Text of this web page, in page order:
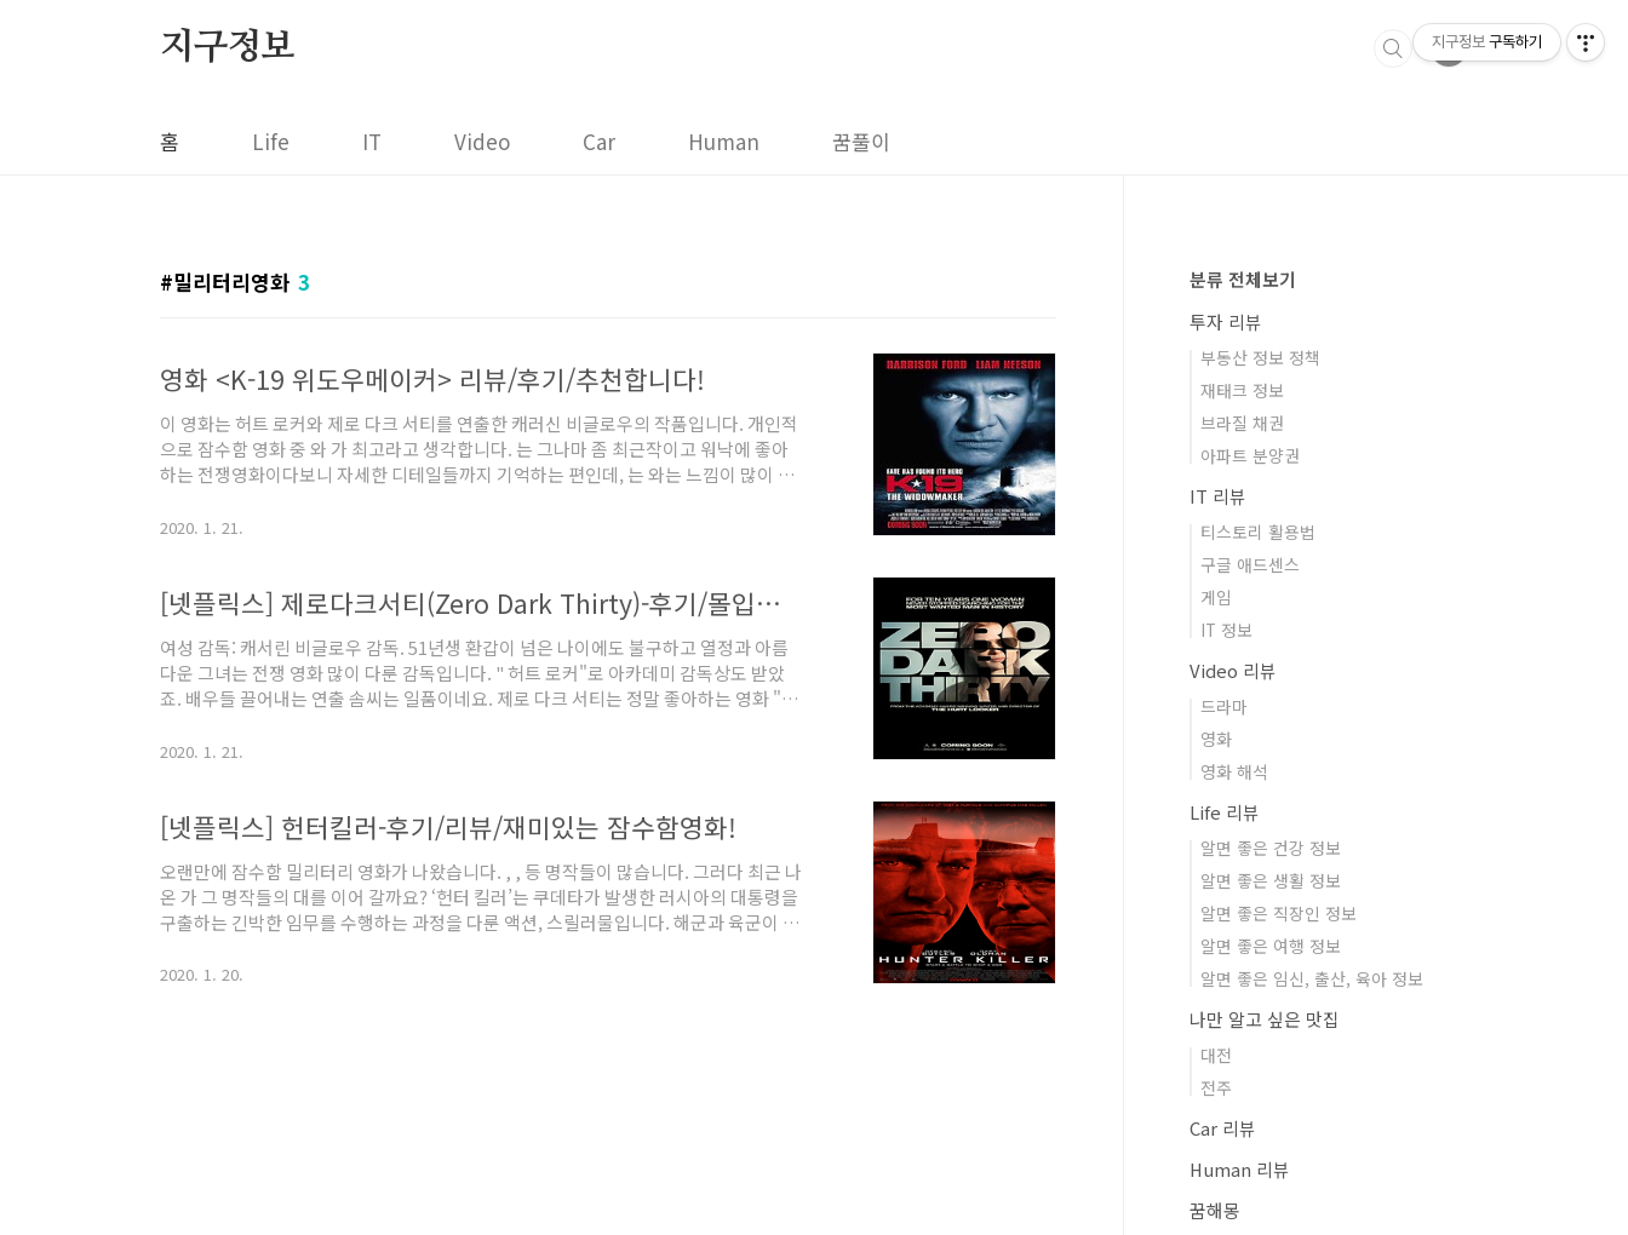
지구정보
홈 Life IT Video Car Human 꿈풀이
밀리터리영화 3
영화 <K-19 위도우메이커> 리뷰/후기/추천합니다!
이 영화는 허트 로커와 제로 다크 서티를 연출한 캐러신 비글로우의 작품입니다. 개인적
으로 잠수함 영화 중 와 가 최고라고 생각합니다. 는 그나마 좀 최근작이고 워낙에 좋아
하는 전쟁영화이다보니 자세한 디테일들까지 기억하는 편인데, 는 와는 느낌이 많이 달
적이고 전형적인 전쟁영화라고 할까요. 전쟁을 완전히 미시적으로 파고들어갔던 와는
감독이 이렇게 전쟁에 대해 잘 알고 이해하고 있을까 하고 느꼈다면, 를 보고 느낀 것은
2020. 1. 21.
[넷플릭스] 제로다크서티(Zero Dark Thirty)-후기/몰입감 최고!
여성 감독: 캐서린 비글로우 감독. 51년생 환갑이 넘은 나이에도 불구하고 열정과 아름
다운 그녀는 전쟁 영화 많이 다룬 감독입니다. " 허트 로커"로 아카데미 감독상도 받았
죠. 배우들 끌어내는 연출 솜씨는 일품이네요. 제로 다크 서티는 정말 좋아하는 영화 "허
받았었지요. 여성이 접근하기 어려운 밀리터리 장르에 특유의 섬세함과 감성으로 명작
월 11일. 월드 트레이드 센터에서 테러를 당해서 많은 사람들이 죽었었죠. 영화 전반부
에 컴컴한 화면에 숨죽일 때..
2020. 1. 21.
[넷플릭스] 헌터킬러-후기/리뷰/재미있는 잠수함영화!
오랜만에 잠수함 밀리터리 영화가 나왔습니다. , , 등 명작들이 많습니다. 그러다 최근 나
온 가 그 명작들의 대를 이어 갈까요? ‘헌터 킬러’는 쿠데타가 발생한 러시아의 대통령을
구출하는 긴박한 임무를 수행하는 과정을 다룬 액션, 스릴러물입니다. 해군과 육군이 합
보이는 임무를 긴박한 액션으로 보여줍니다. 현실성은 없지만 작전을 수행하는 과정에
2020. 1. 20.
분류 전체보기
투자 리뷰
부동산 정보 정책
재태크 정보
브라질 채권
아파트 분양권
IT 리뷰
티스토리 활용법
구글 애드센스
게임
IT 정보
Video 리뷰
드라마
영화
영화 해석
Life 리뷰
알면 좋은 건강 정보
알면 좋은 생활 정보
알면 좋은 직장인 정보
알면 좋은 여행 정보
알면 좋은 임신, 출산, 육아 정보
나만 알고 싶은 맛집
대전
전주
Car 리뷰
Human 리뷰
꿈해몽
지구정보 구독하기